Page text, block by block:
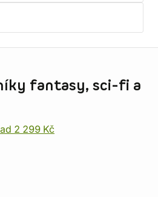
fantasy, sci-fi a
2 299 Kč